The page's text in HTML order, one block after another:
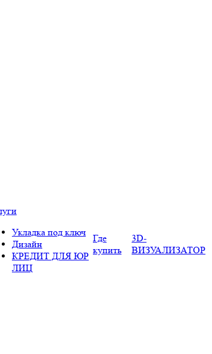
Укладка под ключ
Дизайн
КРЕДИТ ДЛЯ ЮР
ЛИЦ
Где
купить
3D-
ВИЗУАЛИЗАТОР